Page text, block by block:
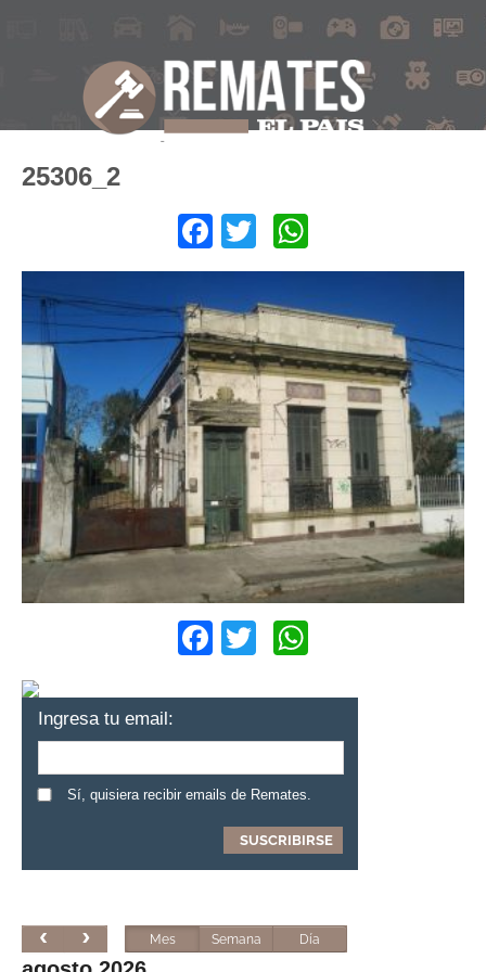
25306_2
Facebook
Twitter
Facebook
Twitter
Ingresa tu email:
Sí, quisiera recibir emails de Remates.
Mes Semana Día